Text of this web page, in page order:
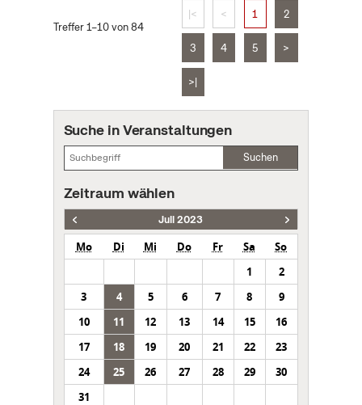
Treffer 1–10 von 84
|< < 1 2
3 4 5 >
>|
Suche in Veranstaltungen
Suchen
Zeitraum wählen
Juli 2023
Mo Di Mi Do Fr Sa
So
1
2
3
4 5 6 7 8
9
10
11 12 13 14 15
16
17
18 19 20 21 22
23
24
25 26 27 28 29
30
31